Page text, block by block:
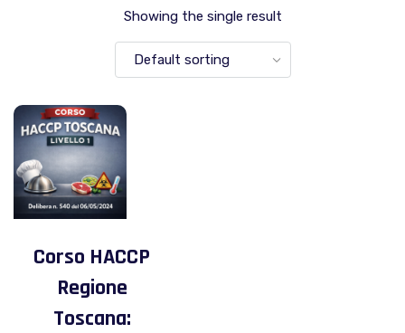
Showing the single result
Corso HACCP
Regione
Toscana: